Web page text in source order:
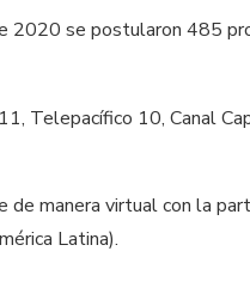
2020 se postularon 485
Telepacífico 10, Canal
de manera virtual con la
Latina).